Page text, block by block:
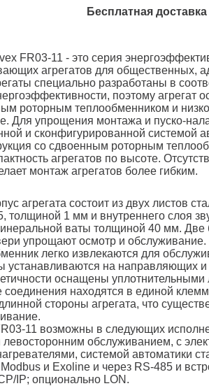
Бесплатная
FR03-11 - это серия
агрегатов для общественных,
специально разработаны в
поэтому агрегат
роторным теплообменником и
Для упрощения монтажа и пуско-
и сконфигурированной системой
со сдвоенным роторным
агрегатов по высоте.
монтаж агрегатов более гибким.
агрегата состоит из двух листов
толщиной 1 мм и внутреннего слоя
ваты толщиной 40 мм. Две
упрощают осмотр и
легко извлекаются для
устанавливаются на направляющих и
оснащены уплотнительными
соединения находятся в единой
стороны агрегата, что
11 возможны в следующих
обслуживанием, с
системой автоматики
и Exoline и через RS-485 и
IP; опционально LON.